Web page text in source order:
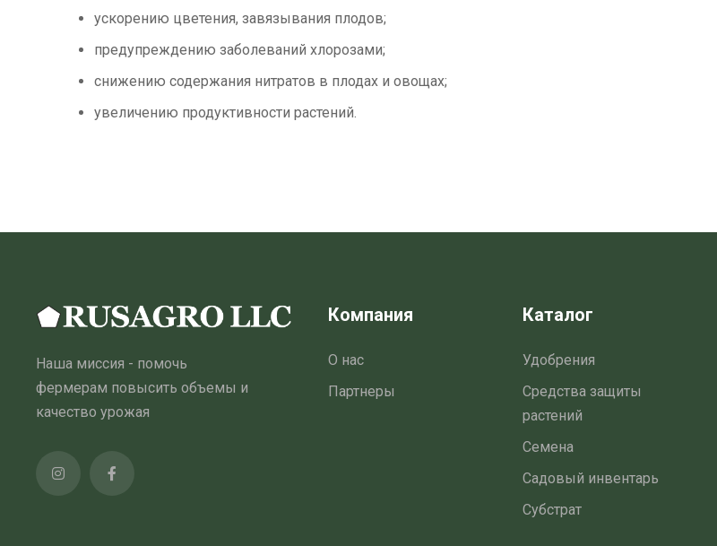
ускорению цветения, завязывания плодов;
предупреждению заболеваний хлорозами;
снижению содержания нитратов в плодах и овощах;
увеличению продуктивности растений.
Наша миссия - помочь
фермерам повысить объемы и
качество урожая
Компания
О нас
Партнеры
Каталог
Удобрения
Средства защиты
растений
Семена
Садовый инвентарь
Субстрат